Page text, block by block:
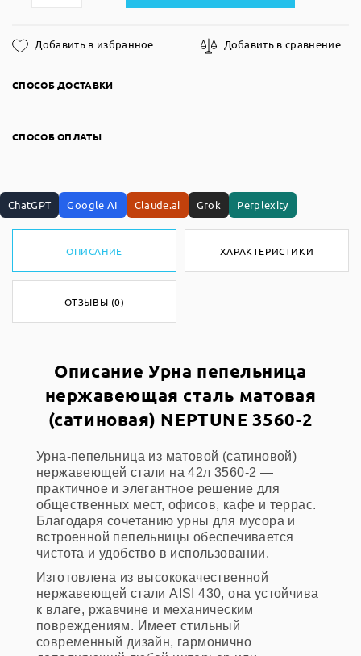
Добавить в избранное Добавить в сравнение
СПОСОБ ДОСТАВКИ
СПОСОБ ОПЛАТЫ
ChatGPT Google AI Claude.ai Grok Perplexity
ОПИСАНИЕ ХАРАКТЕРИСТИКИ
ОТЗЫВЫ (0)
Описание Урна пепельница
нержавеющая сталь матовая
(сатиновая) NEPTUNE 3560-2
Урна-пепельница из матовой (сатиновой)
нержавеющей стали на 42л 3560-2 —
практичное и элегантное решение для
общественных мест, офисов, кафе и террас.
Благодаря сочетанию урны для мусора и
встроенной пепельницы обеспечивается
чистота и удобство в использовании.
Изготовлена из высококачественной
нержавеющей стали AISI 430, она устойчива
к влаге, ржавчине и механическим
повреждениям. Имеет стильный
современный дизайн, гармонично